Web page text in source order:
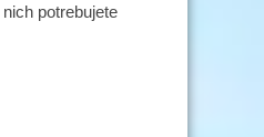
potrebujete